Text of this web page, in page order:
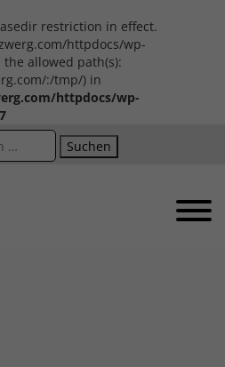
restriction in effect.
httpdocs/wp-
allowed path(s):
:/tmp/) in
httpdocs/wp-
Suchen